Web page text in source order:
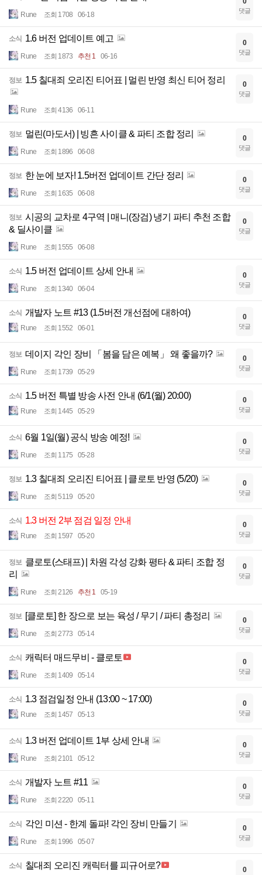
Rune 조회 1708 06-18 댓글
소식 1.6 버전 업데이트 예고
Rune 조회 1873 추천 1 06-16
0
댓글
정보 1.5 칠대죄 오리진 티어표 | 멀린 반영 최신 티어 정리
Rune 조회 4136 06-11
0
댓글
정보 멀린(마도서) | 빙흔 사이클 & 파티 조합 정리
Rune 조회 1896 06-08
0
댓글
정보 한 눈에 보자! 1.5버전 업데이트 간단 정리
Rune 조회 1635 06-08
0
댓글
정보 시공의 교차로 4구역 | 매니(장검) 냉기 파티 추천 조합
& 딜사이클
Rune 조회 1555 06-08
0
댓글
소식 1.5 버전 업데이트 상세 안내
Rune 조회 1340 06-04
0
댓글
소식 개발자 노트 #13 (1.5버전 개선점에 대하여)
Rune 조회 1552 06-01
0
댓글
정보 데이지 각인 장비 「봄을 담은 예복」 왜 좋을까?
Rune 조회 1739 05-29
0
댓글
소식 1.5 버전 특별 방송 사전 안내 (6/1(월) 20:00)
Rune 조회 1445 05-29
0
댓글
소식 6월 1일(월) 공식 방송 예정!
Rune 조회 1175 05-28
0
댓글
정보 1.3 칠대죄 오리진 티어표 | 클로토 반영 (5/20)
Rune 조회 5119 05-20
0
댓글
소식 1.3 버전 2부 점검 일정 안내
Rune 조회 1597 05-20
0
댓글
정보 클로토(스태프) | 차원 각성 강화 평타 & 파티 조합 정
리
Rune 조회 2126 추천 1 05-19
0
댓글
정보 [클로토] 한 장으로 보는 육성 / 무기 / 파티 총정리
Rune 조회 2773 05-14
0
댓글
소식 캐릭터 매드무비 - 클로토
Rune 조회 1409 05-14
0
댓글
소식 1.3 점검일정 안내 (13:00 ~ 17:00)
Rune 조회 1457 05-13
0
댓글
소식 1.3 버전 업데이트 1부 상세 안내
Rune 조회 2101 05-12
0
댓글
소식 개발자 노트 #11
Rune 조회 2220 05-11
0
댓글
소식 각인 미션 - 한계 돌파! 각인 장비 만들기
Rune 조회 1996 05-07
0
댓글
소식 칠대죄 오리진 캐릭터를 피규어로? 0